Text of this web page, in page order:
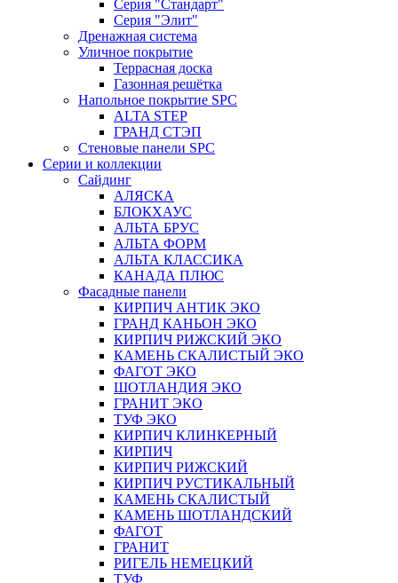
Серия "Стандарт"
Серия "Элит"
Дренажная система
Уличное покрытие
Террасная доска
Газонная решётка
Напольное покрытие SPC
ALTA STEP
ГРАНД СТЭП
Стеновые панели SPC
Серии и коллекции
Сайдинг
АЛЯСКА
БЛОКХАУС
АЛЬТА БРУС
АЛЬТА ФОРМ
АЛЬТА КЛАССИКА
КАНАДА ПЛЮС
Фасадные панели
КИРПИЧ АНТИК ЭКО
ГРАНД КАНЬОН ЭКО
КИРПИЧ РИЖСКИЙ ЭКО
КАМЕНЬ СКАЛИСТЫЙ ЭКО
ФАГОТ ЭКО
ШОТЛАНДИЯ ЭКО
ГРАНИТ ЭКО
ТУФ ЭКО
КИРПИЧ КЛИНКЕРНЫЙ
КИРПИЧ
КИРПИЧ РИЖСКИЙ
КИРПИЧ РУСТИКАЛЬНЫЙ
КАМЕНЬ СКАЛИСТЫЙ
КАМЕНЬ ШОТЛАНДСКИЙ
ФАГОТ
ГРАНИТ
РИГЕЛЬ НЕМЕЦКИЙ
ТУФ